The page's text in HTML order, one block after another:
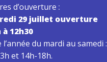
d’ouverture :
29 juillet ouverture
à 12h30
du mardi au samedi :
et 14h-18h.